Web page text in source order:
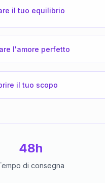
il tuo equilibrio
l'amore perfetto
il tuo scopo
48h
di consegna